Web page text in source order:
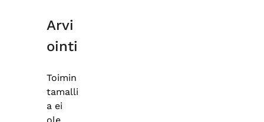
Arvi
ointi
Toimin
tamalli
a ei
ole